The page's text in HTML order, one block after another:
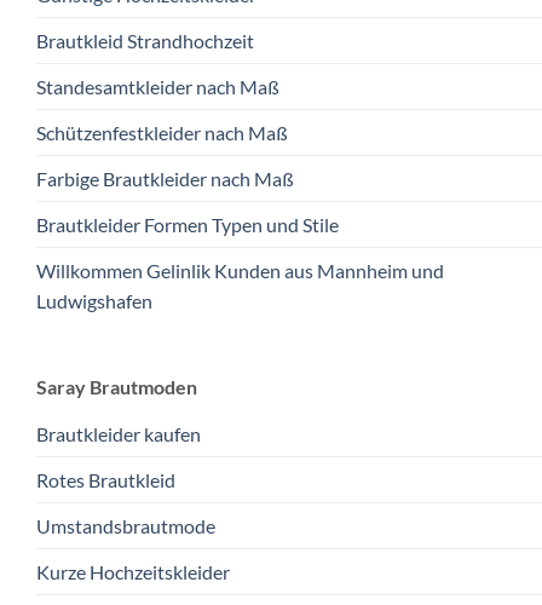
Brautkleid Strandhochzeit
Standesamtkleider nach Maß
Schützenfestkleider nach Maß
Farbige Brautkleider nach Maß
Brautkleider Formen Typen und Stile
Willkommen Gelinlik Kunden aus Mannheim und
Ludwigshafen
Saray Brautmoden
Brautkleider kaufen
Rotes Brautkleid
Umstandsbrautmode
Kurze Hochzeitskleider